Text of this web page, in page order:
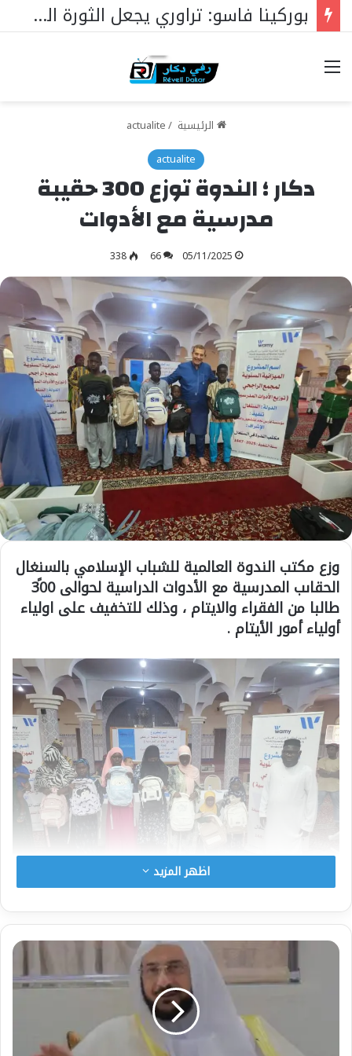
الجمعية الوطنية : ملفات رئيس البرلمان التي ستغير كل شيء
خيارات
الرئيسية /
actualite
actualite
دكار ؛ الندوة توزع 300 حقيبة
مدرسية مع الأدوات
05/11/2025
66
338
وزع مكتب الندوة العالمية للشباب الإسلامي بالسنغال
الحقاىب المدرسية مع الأدوات الدراسية لحوالى 30ََ0
طالبا من الفقراء والايتام ، وذلك للتخفيف على اولياء
أولياء أمور الأيتام .
هذا التوزيع يأتي للعام الخامس على التوالي ،
وقد تم بجامع الراجحي في جخاي ضاحية العاصمة
السنغالية دكار بحضو الاستاذ يوسف سعد العيسى من
وقف الراجحي الذي يساهم بشكل فعال في كل
اتشطة المسجد وبرامجه الدينية والإجتماعية ، ومن
السنغال حضر التوزيع عمدة الحي السيد سيدي بويو
اظهر المزيد